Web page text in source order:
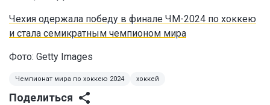
Чехия одержала победу в финале ЧМ-2024 по хоккею
и стала семикратным чемпионом мира
Фото: Getty Images
Чемпионат мира по хоккею 2024 хоккей
Поделиться